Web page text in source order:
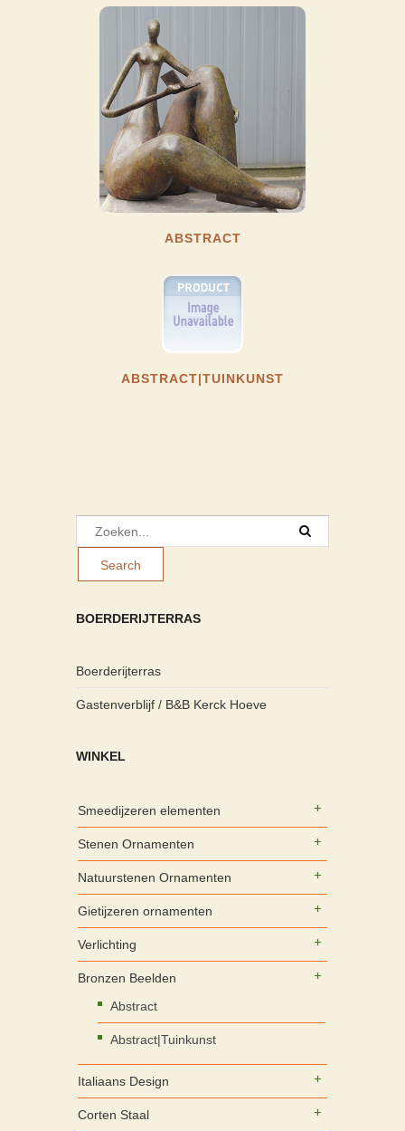
ABSTRACT
ABSTRACT|TUINKUNST
BOERDERIJTERRAS
Boerderijterras
Gastenverblijf / B&B Kerck Hoeve
WINKEL
Smeedijzeren elementen
Stenen Ornamenten
Natuurstenen Ornamenten
Gietijzeren ornamenten
Verlichting
Bronzen Beelden
Abstract
Abstract|Tuinkunst
Italiaans Design
Corten Staal